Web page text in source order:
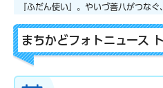
『ふだん使い』。やいづ善八がつな
まちかどフォトニュース